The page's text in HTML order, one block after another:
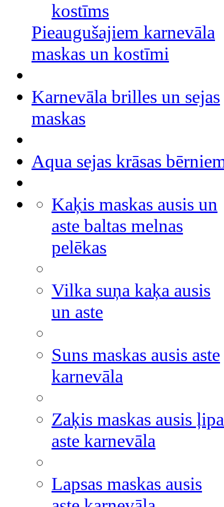
kostīms
Pieaugušajiem karnevāla
maskas un kostīmi
Karnevāla brilles un sejas
maskas
Aqua sejas krāsas
Kaķis maskas ausis un
aste baltas melnas
pelēkas
Vilka suņa kaķa ausis
un aste
Suns maskas ausis aste
karnevāla
Zaķis maskas ausis ļipa
aste karnevāla
Lapsas maskas ausis